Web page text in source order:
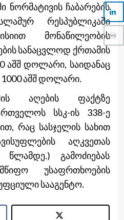
ნორმატივის ჩაბარების
რესპუბლიკაში
მონაწილეობის
სანაცვლოდ ქრთამის
აშშ დოლარი, საიდანაც
1000 აშშ დოლარი.
აღების ფაქტზე
სსკ-ის 338-ე
რაც სასჯელის სახით
აღკვეთას
გამოძიებას
უსაფრთხოების
სააგენტო.